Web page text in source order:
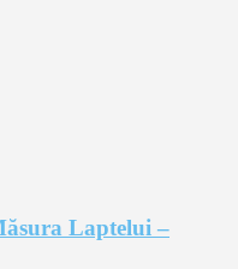
Laptelui –